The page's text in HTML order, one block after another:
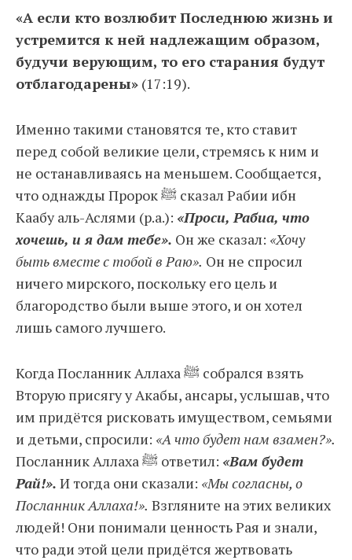
«А если кто возлюбит Последнюю жизнь и
устремится к ней надлежащим образом,
будучи верующим, то его старания будут
отблагодарены» (17:19).
Именно такими становятся те, кто ставит
перед собой великие цели, стремясь к ним и
не останавливаясь на меньшем. Сообщается,
что однажды Пророк ﷺ сказал Рабии ибн
Каабу аль-Аслями (р.а.): «Проси, Рабиа, что
хочешь, и я дам тебе». Он же сказал: «Хочу
быть вместе с тобой в Раю». Он не спросил
ничего мирского, поскольку его цель и
благородство были выше этого, и он хотел
лишь самого лучшего.
Когда Посланник Аллаха ﷺ собрался взять
Вторую присягу у Акабы, ансары, услышав, что
им придётся рисковать имуществом, семьями
и детьми, спросили: «А что будет нам взамен?».
Посланник Аллаха ﷺ ответил: «Вам будет
Рай!». И тогда они сказали: «Мы согласны, о
Посланник Аллаха!». Взгляните на этих великих
людей! Они понимали ценность Рая и знали,
что ради этой цели придётся жертвовать